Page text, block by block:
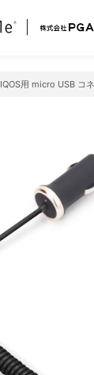
IQOS用 micro USB コ